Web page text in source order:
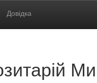
Довідка